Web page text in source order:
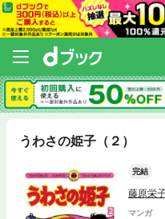
うわさの姫子（２）
完結
藤原栄
マンガ